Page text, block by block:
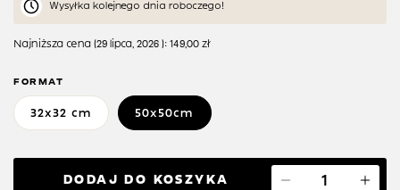
Wysyłka kolejnego dnia roboczego!
Najniższa cena (29 lipca, 2026 ): 149,00 zł
FORMAT
32x32 cm 50x50cm
DODAJ DO KOSZYKA